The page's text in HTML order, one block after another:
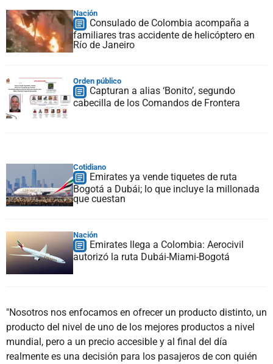
Nación
Consulado de Colombia acompaña a
familiares tras accidente de helicóptero en
Río de Janeiro
Orden público
Capturan a alias ‘Bonito’, segundo
cabecilla de los Comandos de Frontera
Cotidiano
Emirates ya vende tiquetes de ruta
Bogotá a Dubái; lo que incluye la millonada
que cuestan
Nación
Emirates llega a Colombia: Aerocivil
autorizó la ruta Dubái-Miami-Bogotá
"Nosotros nos enfocamos en ofrecer un producto distinto, un
producto del nivel de uno de los mejores productos a nivel
mundial, pero a un precio accesible y al final del día
realmente es una decisión para los pasajeros de con quién